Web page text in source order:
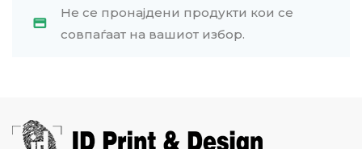
Не се пронајдени продукти кои се
совпаѓаат на вашиот избор.